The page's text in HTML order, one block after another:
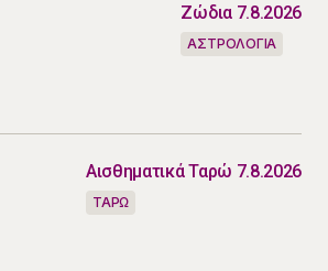
Ζώδια 7.8.2026
ΑΣΤΡΟΛΟΓΙΑ
Αισθηματικά Ταρώ 7.8.2026
ΤΑΡΩ